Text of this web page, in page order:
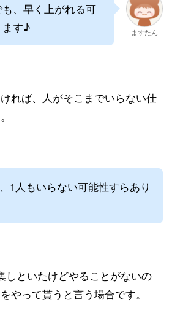
、早く上がれる可
ます♪
ますたん
れば、人がそこまでいらない仕
1人もいらない可能性すらあり
しといたけどやることがないの
やって貰うと言う場合です。